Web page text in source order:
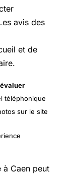
avis des
et de
téléphonique
sur le site
à Caen peut